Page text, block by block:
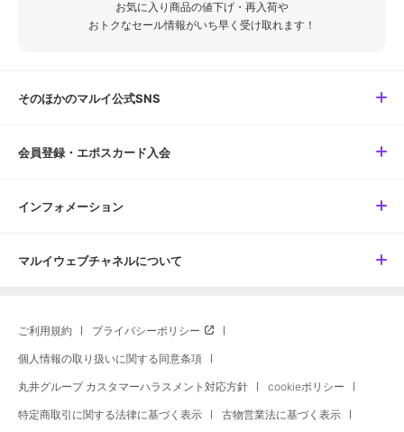
お気に入り商品の値下げ・再入荷や
おトクなセール情報がいち早く受け取れます！
そのほかのマルイ公式SNS
会員登録・エポスカード入会
インフォメーション
マルイウェブチャネルについて
ご利用規約 プライバシーポリシー
個人情報の取り扱いに関する同意条項
丸井グループ カスタマーハラスメント対応方針 cookieポリシー
特定商取引に関する法律に基づく表示 古物営業法に基づく表示